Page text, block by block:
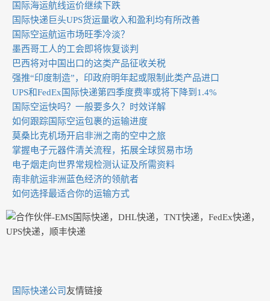
国际海运航线运价继续下跌
国际快递巨头UPS货运量收入和盈利均有所改善
国际空运航运市场旺季冷淡？
墨西哥工人的工会即将恢复谈判
巴西将对中国出口的这类产品征收关税
强推“印度制造”，印政府明年起或限制此类产品进口
UPS和FedEx国际快递第四季度费率或将下降到1.4%
国际空运快吗？一般要多久？时效详解
如何跟踪国际空运包裹的运输进度
莫桑比克机场开启非洲之南的空中之旅
掌握电子元器件清关流程，拓展全球贸易市场
电子烟走向世界常规检测认证及所需资料
南非航运非洲蓝色经济的领航者
如何选择最适合你的运输方式
国际快递公司 友情链接